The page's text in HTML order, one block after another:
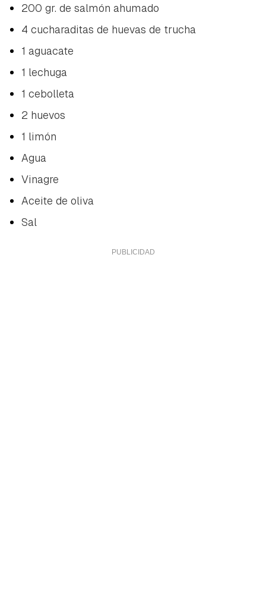
200 gr. de salmón ahumado
4 cucharaditas de huevas de trucha
1 aguacate
1 lechuga
1 cebolleta
2 huevos
1 limón
Agua
Vinagre
Aceite de oliva
Sal